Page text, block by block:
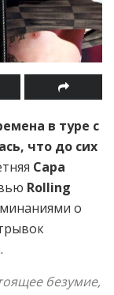
в туре с
что до сих
Сара
Rolling
о
безумие,